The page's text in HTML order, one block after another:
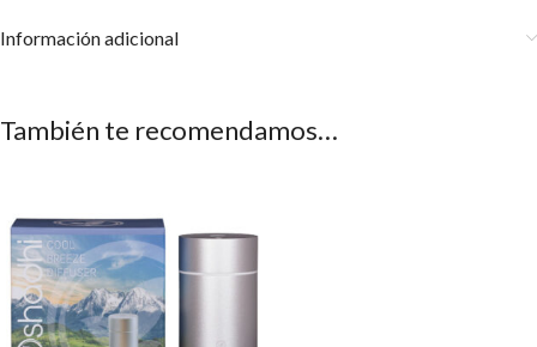
Información adicional
También te recomendamos…